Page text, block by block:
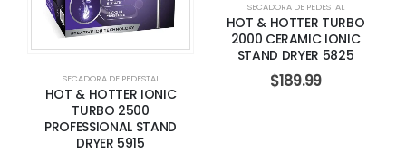
SECADORA DE PEDESTAL
HOT & HOTTER IONIC
TURBO 2500
PROFESSIONAL STAND
DRYER 5915
SECADORA DE PEDESTAL
HOT & HOTTER TURBO
2000 CERAMIC IONIC
STAND DRYER 5825
$189.99